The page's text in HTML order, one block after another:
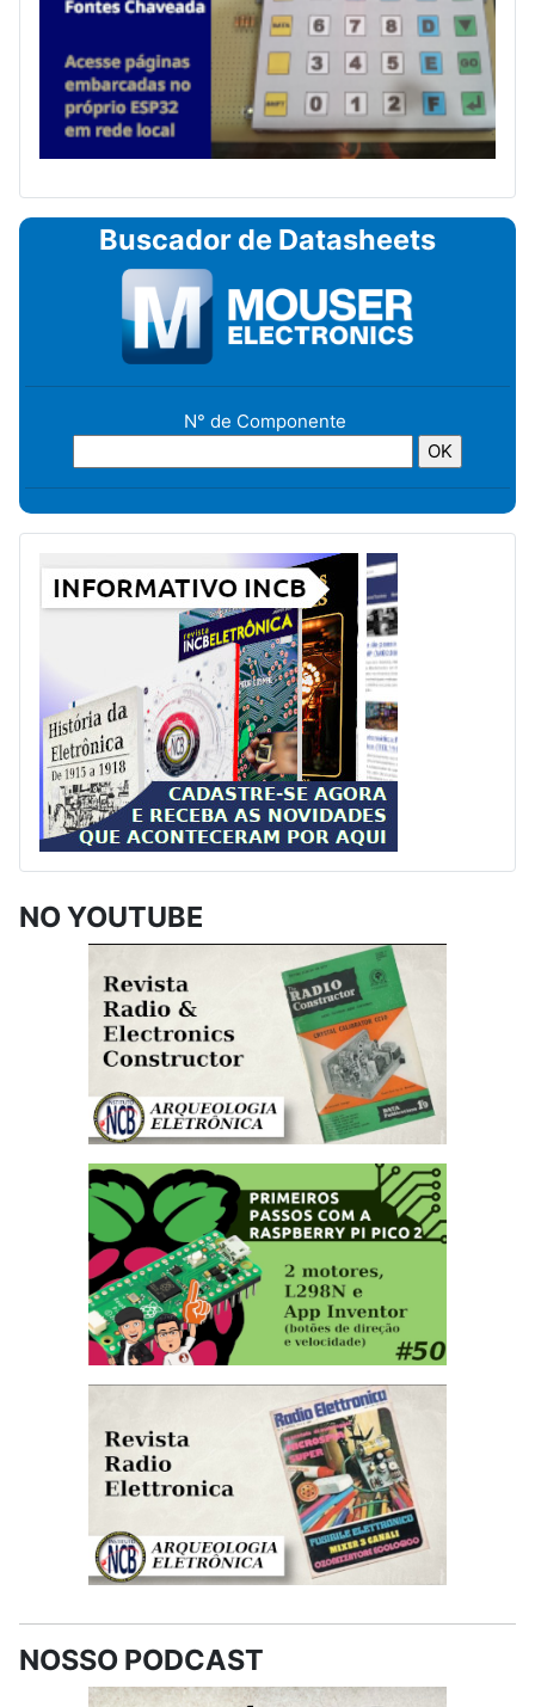
Buscador de Datasheets
N° de Componente
NO YOUTUBE
NOSSO PODCAST